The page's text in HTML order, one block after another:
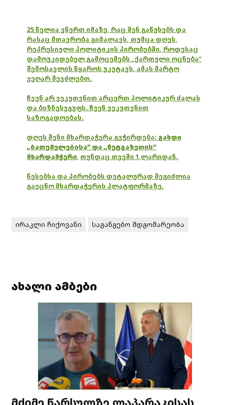
25 წელია ვწერთ იმაზე, რაც შენ გაწუხებს და
რასაც მთავრობა გიმალავს, თუმცა დღეს,
რეპრესიული პოლიტიკის პირობებში, როდესაც
დამოუკიდებელ გამოცემებს „ქართული ოცნება“
შემოსავლის წყაროს უკეტავს, ამას მარტო
ვეღარ შევძლებთ.
ჩვენ არ ვეკუთვნით არცერთ პოლიტიკურ ძალას
და ბიზნესჯგუფს. ჩვენ ვეკუთვნით
საზოგადოებას.
დღეს შენი მხარდაჭერა გვჭირდება: გახდი
„ბათუმელებისა“ და „ნეტგაზეთის“
მხარდამჭერი, თუნდაც თვეში 1 ლარიდან.
წესებსა და პირობებს დეტალურად შეგიძლია
გაეცნო მხარდაჭერის პლატფორმაზე.
ირაკლი ჩიქოვანი საგანგებო მდგომარეობა
ახალი ამბები